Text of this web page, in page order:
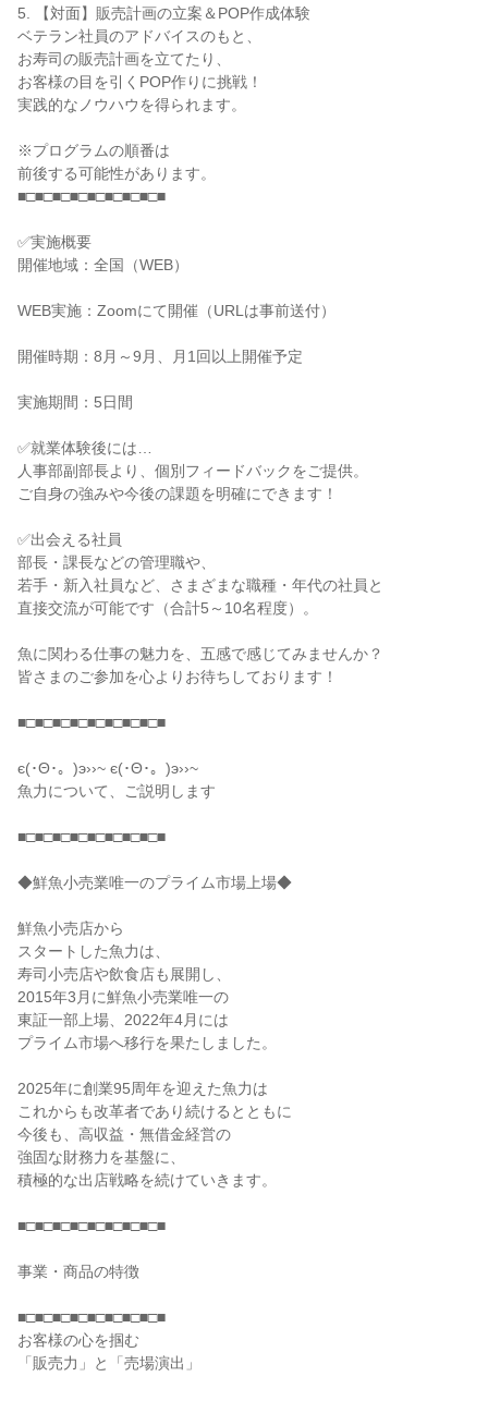
5. 【対面】販売計画の立案＆POP作成体験
ベテラン社員のアドバイスのもと、
お寿司の販売計画を立てたり、
お客様の目を引くPOP作りに挑戦！
実践的なノウハウを得られます。
※プログラムの順番は
前後する可能性があります。
■□■□■□■□■□■□■□■□■
✅実施概要
開催地域：全国（WEB）
WEB実施：Zoomにて開催（URLは事前送付）
開催時期：8月～9月、月1回以上開催予定
実施期間：5日間
✅就業体験後には…
人事部副部長より、個別フィードバックをご提供。
ご自身の強みや今後の課題を明確にできます！
✅出会える社員
部長・課長などの管理職や、
若手・新入社員など、さまざまな職種・年代の社員と
直接交流が可能です（合計5～10名程度）。
魚に関わる仕事の魅力を、五感で感じてみませんか？
皆さまのご参加を心よりお待ちしております！
■□■□■□■□■□■□■□■□■
є(･Θ･。)э››~ є(･Θ･。)э››~
魚力について、ご説明します
■□■□■□■□■□■□■□■□■
◆鮮魚小売業唯一のプライム市場上場◆
鮮魚小売店から
スタートした魚力は、
寿司小売店や飲食店も展開し、
2015年3月に鮮魚小売業唯一の
東証一部上場、2022年4月には
プライム市場へ移行を果たしました。
2025年に創業95周年を迎えた魚力は
これからも改革者であり続けるとともに
今後も、高収益・無借金経営の
強固な財務力を基盤に、
積極的な出店戦略を続けていきます。
■□■□■□■□■□■□■□■□■
事業・商品の特徴
■□■□■□■□■□■□■□■□■
お客様の心を掴む
「販売力」と「売場演出」